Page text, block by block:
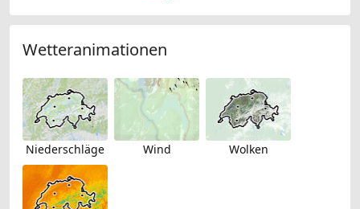
Wetteranimationen
Niederschläge Wind Wolken